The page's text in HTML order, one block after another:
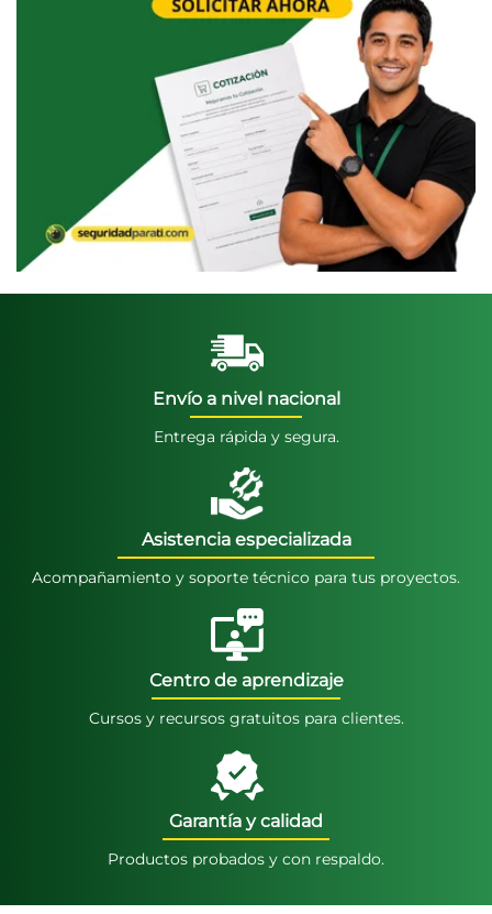
Envío a nivel nacional
Entrega rápida y segura.
Asistencia especializada
Acompañamiento y soporte técnico para tus proyectos.
Centro de aprendizaje
Cursos y recursos gratuitos para clientes.
Garantía y calidad
Productos probados y con respaldo.